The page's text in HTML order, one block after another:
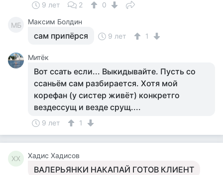
9 лет 2 0
МБ Максим Болдин
сам припёрся 9 лет 1
Митёк
Вот ссать если... Выкидывайте. Пусть со
ссаньём сам разбирается. Хотя мой
корефан (у систер живёт) конкретго
вездессущ и везде срущ....
9 лет 1
ХХ Хадис Хадисов
ВАЛЕРЬЯНКИ НАКАПАЙ ГОТОВ КЛИЕНТ